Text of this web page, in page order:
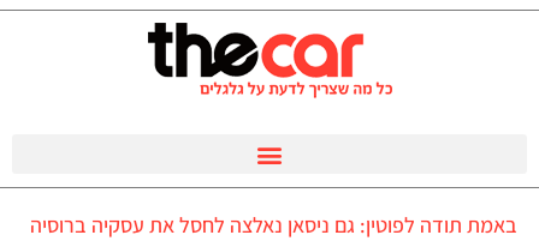
באמת תודה לפוטין: גם ניסאן נאלצה לחסל את עסקיה ברוסיה